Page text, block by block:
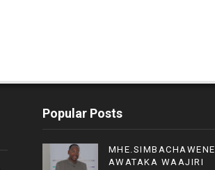
Popular Posts
MHE.SIMBACHAWENE
AWATAKA WAAJIRI